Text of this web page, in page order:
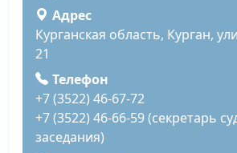
Адрес
Курганская область, Курган,
21
Телефон
+7 (3522) 46-67-72
+7 (3522) 46-66-59 (секретарь
заседания)